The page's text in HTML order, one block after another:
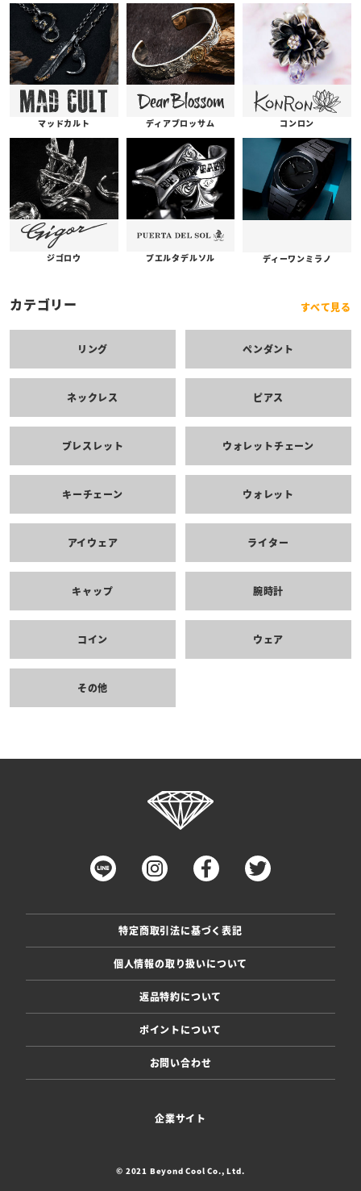
マッドカルト ディアブロッサム コンロン
ジゴロウ プエルタデルソル ディーワンミラノ
カテゴリー すべて見る
リング ペンダント
ネックレス ピアス
ブレスレット ウォレットチェーン
キーチェーン ウォレット
アイウェア ライター
キャップ 腕時計
コイン ウェア
その他
特定商取引法に基づく表記
個人情報の取り扱いについて
返品特約について
ポイントについて
お問い合わせ
企業サイト
© 2021 Beyond Cool Co., Ltd.